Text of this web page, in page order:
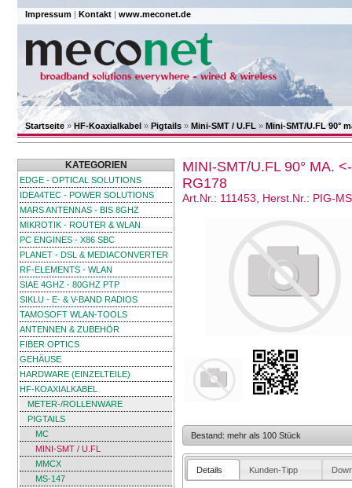
Impressum | Kontakt | www.meconet.de
Startseite»HF-Koaxialkabel » Pigtails » Mini-SMT / U.FL » Mini-SMT/U.FL 90°
KATEGORIEN
EDGE - OPTICAL SOLUTIONS
IDEA4TEC - POWER SOLUTIONS
MARS ANTENNAS - BIS 8GHZ
MIKROTIK - ROUTER & WLAN
PC ENGINES - X86 SBC
PLANET - DSL & MEDIACONVERTER
RF-ELEMENTS - WLAN
SIAE 4GHZ - 80GHZ PTP
SIKLU - E- & V-BAND RADIOS
TAMOSOFT WLAN-TOOLS
ANTENNEN & ZUBEHÖR
FIBER OPTICS
GEHÄUSE
HARDWARE (EINZELTEILE)
HF-KOAXIALKABEL
METER-/ROLLENWARE
PIGTAILS
MC
MINI-SMT / U.FL
MMCX
MS-147
MINI-SMT/U.FL 90° MA.
RG178
Art.Nr.: 111453, Herst.Nr.: PIG-
Bestand: mehr als 100 Stück
Details Kunden-Tipp